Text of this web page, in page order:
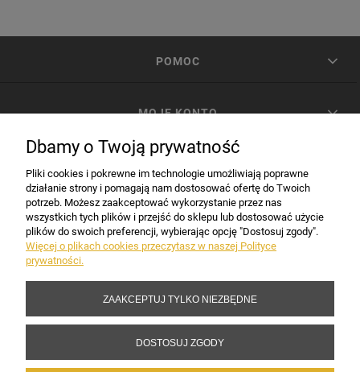
POMOC
MOJE KONTO
INFORMACJE
Copyright 2017-2026 Sakramento.pl
Dbamy o Twoją prywatność
Pliki cookies i pokrewne im technologie umożliwiają poprawne
działanie strony i pomagają nam dostosować ofertę do Twoich
potrzeb. Możesz zaakceptować wykorzystanie przez nas
wszystkich tych plików i przejść do sklepu lub dostosować użycie
plików do swoich preferencji, wybierając opcję "Dostosuj zgody".
Więcej o plikach cookies przeczytasz w naszej Polityce
prywatności.
ZAAKCEPTUJ TYLKO NIEZBĘDNE
DOSTOSUJ ZGODY